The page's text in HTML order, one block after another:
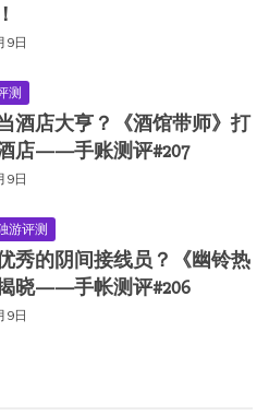
9日
测
酒店大亨？《酒馆带师》打
店——手账测评#207
9日
游评测
秀的阴间接线员？《幽铃热
晓——手帐测评#206
9日